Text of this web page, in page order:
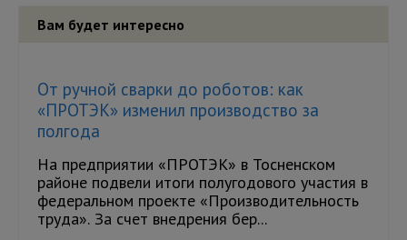
Вам будет интересно
От ручной сварки до роботов: как
«ПРОТЭК» изменил производство за
полгода
На предприятии «ПРОТЭК» в Тосненском
районе подвели итоги полугодового участия в
федеральном проекте «Производительность
труда». За счет внедрения бер...